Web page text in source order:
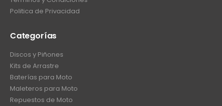
Politica de Privacidad
Categorías
Discos y Piñones
Kits de Arrastre
Baterías para Moto
Maleteros para Moto
Repuestos de Moto